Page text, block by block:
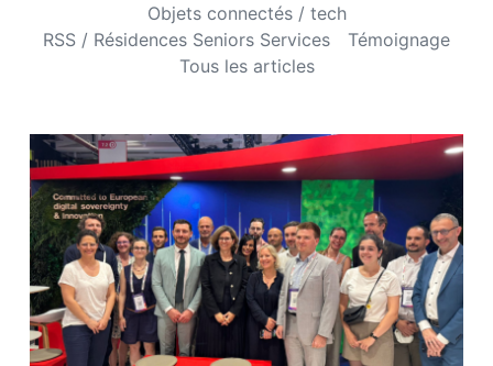
Objets connectés / tech
RSS / Résidences Seniors Services
Témoignage
Tous les articles